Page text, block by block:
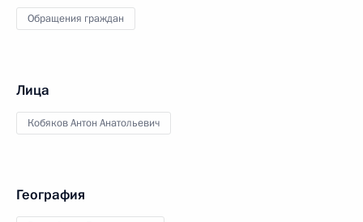
Обращения граждан
Лица
Кобяков Антон Анатольевич
География